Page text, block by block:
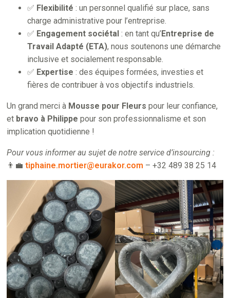
✅ Flexibilité : un personnel qualifié sur place, sans
charge administrative pour l’entreprise.
✅ Engagement sociétal : en tant qu’ Entreprise de
Travail Adapté (ETA), nous soutenons une démarche
inclusive et socialement responsable.
✅ Expertise : des équipes formées, investies et
fières de contribuer à vos objectifs industriels.
Un grand merci à Mousse pour Fleurs pour leur confiance,
et bravo à Philippe pour son professionnalisme et son
implication quotidienne !
Pour vous informer au sujet de notre service d’insourcing :
👨‍💼tiphaine.mortier@eurakor.com – +32 489 38 25 14